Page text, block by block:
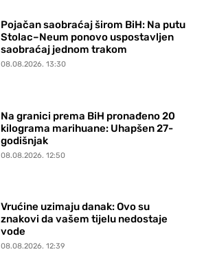
Pojačan saobraćaj širom BiH: Na putu
Stolac–Neum ponovo uspostavljen
saobraćaj jednom trakom
08.08.2026. 13:30
Na granici prema BiH pronađeno 20
kilograma marihuane: Uhapšen 27-
godišnjak
08.08.2026. 12:50
Vrućine uzimaju danak: Ovo su
znakovi da vašem tijelu nedostaje
vode
08.08.2026. 12:39